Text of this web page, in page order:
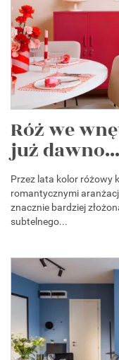
Róż we
już dawno...
Przez lata kolor różowy
romantycznymi
znacznie bardziej
subtelnego...